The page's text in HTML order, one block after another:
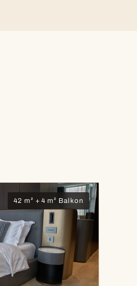
42 m² + 4 m² Balkon